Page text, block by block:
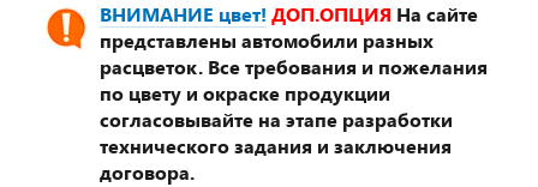
ВНИМАНИЕ цвет! ДОП.ОПЦИЯ На сайте
представлены автомобили разных
расцветок. Все требования и пожелания
по цвету и окраске продукции
согласовывайте на этапе разработки
технического задания и заключения
договора.